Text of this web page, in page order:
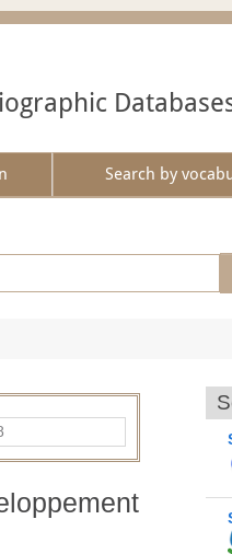
Search by